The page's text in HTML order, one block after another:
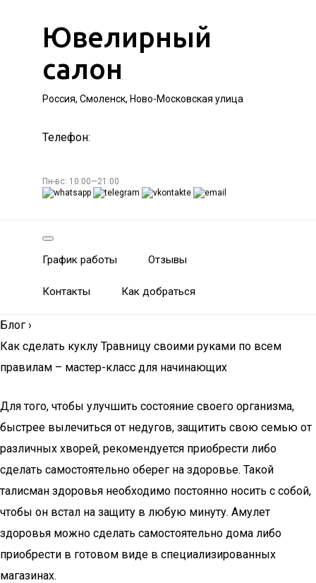
Ювелирный
салон
Россия, Смоленск, Ново-Московская улица
Телефон:
Пн-вс: 10:00—21:00
График работы Отзывы
Контакты Как добраться
Блог ›
Как сделать куклу Травницу своими руками по всем
правилам – мастер-класс для начинающих
Для того, чтобы улучшить состояние своего организма,
быстрее вылечиться от недугов, защитить свою семью от
различных хворей, рекомендуется приобрести либо
сделать самостоятельно оберег на здоровье. Такой
талисман здоровья необходимо постоянно носить с собой,
чтобы он встал на защиту в любую минуту. Амулет
здоровья можно сделать самостоятельно дома либо
приобрести в готовом виде в специализированных
магазинах.